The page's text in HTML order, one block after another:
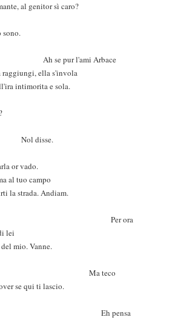
al genitor sì caro?
sono.
pur l'ami Arbace
raggiungi, ella s'invola
intimorita e sola.
disse.
or vado.
al tuo campo
la strada. Andiam.
ora
lei
mio. Vanne.
teco
se qui ti lascio.
pensa